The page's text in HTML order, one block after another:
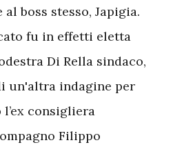
boss stesso, Japigia.
fu in effetti eletta
Di Rella sindaco,
un'altra indagine per
consigliera
Filippo